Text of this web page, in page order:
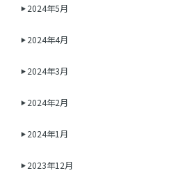
2024年5月
2024年4月
2024年3月
2024年2月
2024年1月
2023年12月